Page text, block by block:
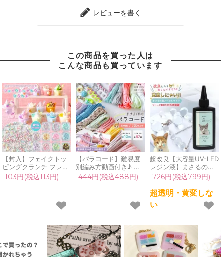
レビューを書く
この商品を買った人は
こんな商品も買っています
【封入】フェイクトッ
ピングクランチ フレー
ク トッピング 砂糖 シ
ュガー チョコ デコ レ
イーツ ホイップ UVレ
103円(税込113円)
【パラコード】難易度
別編み方動画付き♪ ま
さる印のパラコード
10m 7m 4mm 7芯 カラ
プ キーホルダー 手芸
444円(税込488円)
超改良【大容量UV-LED
レジン液】まさるの涙
ver.03 超透明 70g 初心
者 作家 コーティング
ハード 黄変しない 高品
質 クリア 猫 UVレジン
液 安い おすすめ
726円(税込799円)
超透明・黄変しな
い